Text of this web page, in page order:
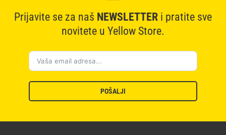
Prijavite se za naš NEWSLETTER i pratite sve
novitete u Yellow Store.
POŠALJI